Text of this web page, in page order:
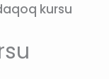
kursu